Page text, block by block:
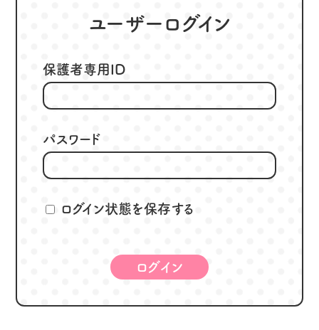
ユーザーログイン
保護者専用ID
パスワード
ログイン状態を保存する